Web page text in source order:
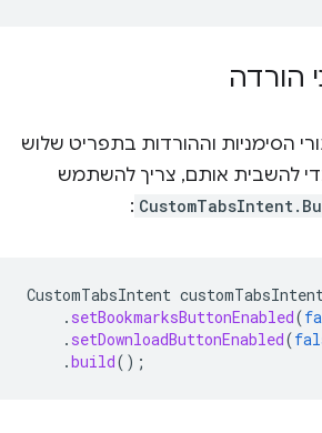
הורדה
הסימניות וההורדות בתפריט שלוש
להשבית אותם, צריך להשתמש
:
CustomTabsIntent customTabsIntent
. setBookmarksButtonEnabled(
. setDownloadButtonEnabled(
.build();